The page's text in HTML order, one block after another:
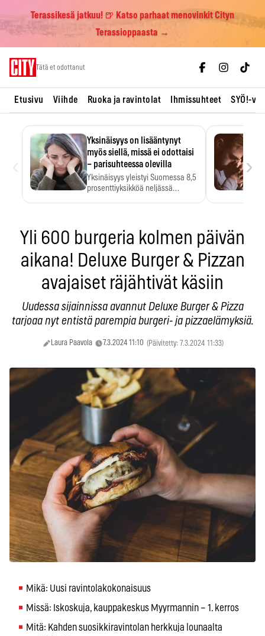
Terassikesä jatkuu! 🍺 Katso parhaat menovinkit Cityn
Terassioppaasta →
Tätä et odottanut
Etusivu Viihde Ruoka ja ravintolat Ihmissuhteet SYÖ!-
Yksinäisyys on lisääntynyt
myös siellä, missä ei odottaisi
– parisuhteessa olevilla
Yksinäisyys yleistyi Suomessa 8,5
prosenttiyksikköä neljässä
›
Yli 600 burgeria kolmen päivän
aikana! Deluxe Burger & Pizzan
avajaiset räjähtivät käsiin
Uudessa sijainnissa avannut Deluxe Burger & Pizza
tarjoaa nyt entistä parempia burgeri- ja pizzaelämyksiä.
Laura Paavola 7.3.2024 11:10 (Päivitetty: 7.3.2024 11:33)
Mikä: Uusi ravintolakokonaisuus
Missä: Iskoskuja, kauppakeskus Myyrmannin – 1. kerros
Mitä: Kahden suosikkiravintolan herkkuja lounaalta